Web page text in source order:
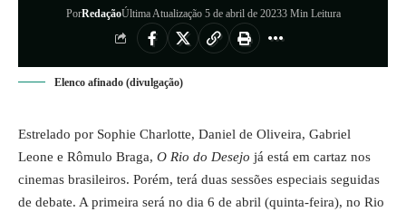
PorRedaçãoÚltima Atualização 5 de abril de 20233 Min Leitura
Elenco afinado (divulgação)
Estrelado por Sophie Charlotte, Daniel de Oliveira, Gabriel
Leone e Rômulo Braga, O Rio do Desejo já está em cartaz nos
cinemas brasileiros. Porém, terá duas sessões especiais seguidas
de debate. A primeira será no dia 6 de abril (quinta-feira), no Rio